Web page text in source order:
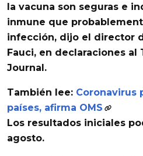
la vacuna son seguras e
inmune que
infección, dijo el director
Fauci, en declaraciones al
Journal.
También lee: Coronavirus
países, afirma OMS
Los resultados iniciales
agosto.